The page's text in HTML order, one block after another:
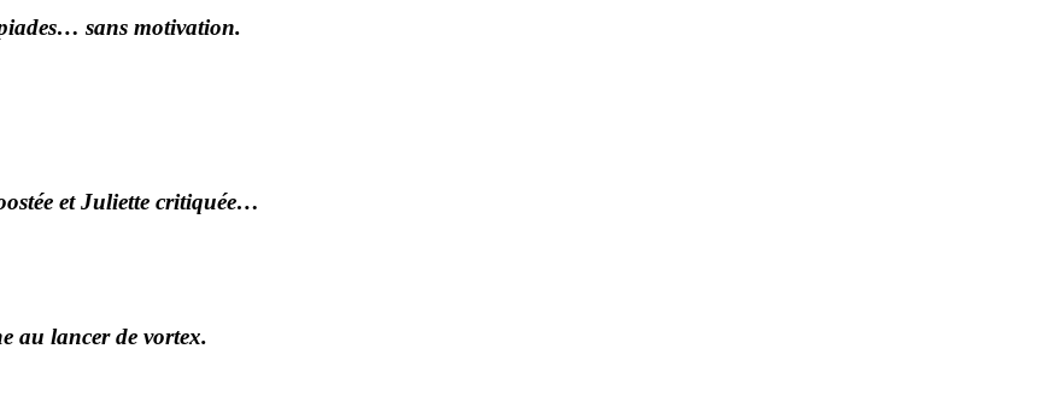
sans motivation.
et Juliette critiquée…
au lancer de vortex.